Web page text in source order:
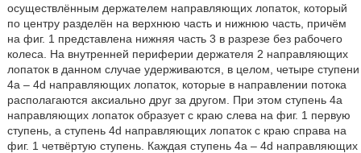
осуществлённым держателем направляющих лопаток, который
по центру разделён на верхнюю часть и нижнюю часть, причём
на фиг. 1 представлена нижняя часть 3 в разрезе без рабочего
колеса. На внутренней периферии держателя 2 направляющих
лопаток в данном случае удерживаются, в целом, четыре ступени
4а – 4d направляющих лопаток, которые в направлении потока
располагаются аксиально друг за другом. При этом ступень 4а
направляющих лопаток образует с краю слева на фиг. 1 первую
ступень, а ступень 4d направляющих лопаток с краю справа на
фиг. 1 четвёртую ступень. Каждая ступень 4а – 4d направляющих